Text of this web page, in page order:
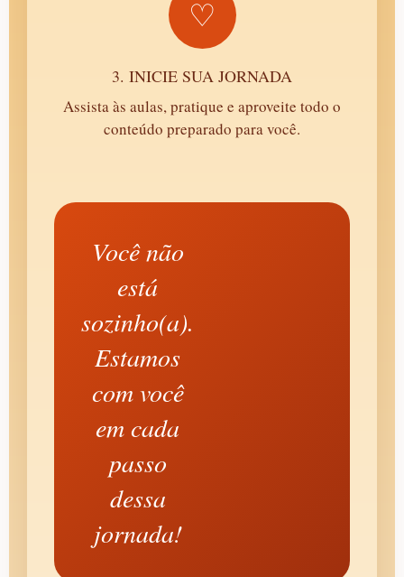
♡
3. INICIE SUA JORNADA
Assista às aulas, pratique e aproveite todo o
conteúdo preparado para você.
Você não
está
sozinho(a).
Estamos
com você
em cada
passo
dessa
jornada!